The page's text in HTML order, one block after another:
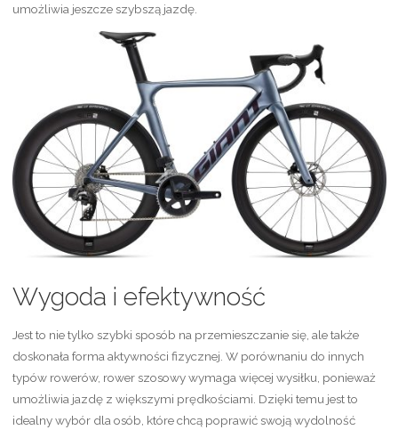
umożliwia jeszcze szybszą jazdę.
Wygoda i efektywność
Jest to nie tylko szybki sposób na przemieszczanie się, ale także
doskonała forma aktywności fizycznej. W porównaniu do innych
typów rowerów, rower szosowy wymaga więcej wysiłku, ponieważ
umożliwia jazdę z większymi prędkościami. Dzięki temu jest to
idealny wybór dla osób, które chcą poprawić swoją wydolność